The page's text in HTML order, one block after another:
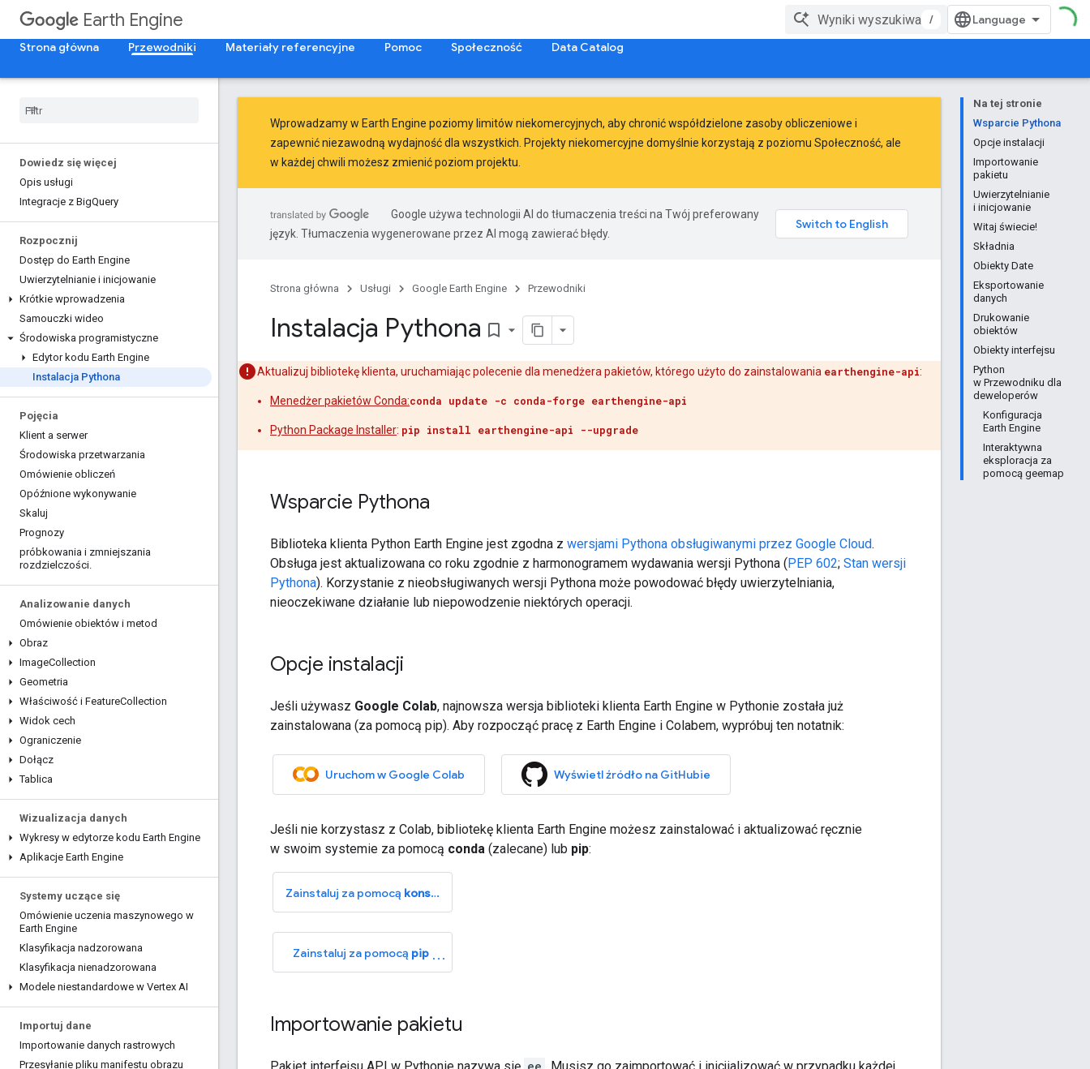
Earth Engine
/
Strona główna
Przewodniki Materiały referencyjne Pomoc Społeczność Data Catalog
Dowiedz się więcej
Opis usługi
Integracje z BigQuery
Rozpocznij
Dostęp do Earth Engine
Uwierzytelnianie i inicjowanie
Krótkie wprowadzenia
Samouczki wideo
Środowiska programistyczne
Edytor kodu Earth Engine
Instalacja Pythona
Pojęcia
Klient a serwer
Środowiska przetwarzania
Omówienie obliczeń
Opóźnione wykonywanie
Skaluj
Prognozy
próbkowania i zmniejszania
rozdzielczości.
Analizowanie danych
Omówienie obiektów i metod
Obraz
ImageCollection
Geometria
Właściwość i FeatureCollection
Widok cech
Ograniczenie
Dołącz
Tablica
Wizualizacja danych
Wykresy w edytorze kodu Earth Engine
Aplikacje Earth Engine
Systemy uczące się
Omówienie uczenia maszynowego w
Earth Engine
Klasyfikacja nadzorowana
Klasyfikacja nienadzorowana
Modele niestandardowe w Vertex AI
Importuj dane
Importowanie danych rastrowych
Przesyłanie pliku manifestu obrazu
Na tej stronie
Wsparcie Pythona
Opcje instalacji
Importowanie
pakietu
Uwierzytelnianie
i inicjowanie
Witaj świecie!
Składnia
Obiekty Date
Eksportowanie
danych
Drukowanie
obiektów
Obiekty interfejsu
Python
w Przewodniku dla
deweloperów
Konfiguracja
Earth Engine
Interaktywna
eksploracja za
pomocą geemap
Wprowadzamy w Earth Engine poziomy limitów niekomercyjnych, aby chronić współdzielone zasoby obliczeniowe i
zapewnić niezawodną wydajność dla wszystkich. Projekty niekomercyjne domyślnie korzystają z poziomu Społeczność, ale
w każdej chwili możesz zmienić poziom projektu.
Google używa technologii AI do tłumaczenia treści na Twój preferowany
język. Tłumaczenia wygenerowane przez AI mogą zawierać błędy.
Strona główna Usługi Google Earth Engine Przewodniki
Instalacja Pythona bookmark_border
Aktualizuj bibliotekę klienta, uruchamiając polecenie dla menedżera pakietów, którego użyto do zainstalowania earthengine-api:
Menedżer pakietów Conda:conda update -c conda-forge earthengine-api
Python Package Installer: pip install earthengine-api --upgrade
Wsparcie Pythona
Biblioteka klienta Python Earth Engine jest zgodna z wersjami Pythona obsługiwanymi przez Google Cloud.
Obsługa jest aktualizowana co roku zgodnie z harmonogramem wydawania wersji Pythona (PEP 602; Stan wersji
Pythona). Korzystanie z nieobsługiwanych wersji Pythona może powodować błędy uwierzytelniania,
nieoczekiwane działanie lub niepowodzenie niektórych operacji.
Opcje instalacji
Jeśli używasz Google Colab, najnowsza wersja biblioteki klienta Earth Engine w Pythonie została już
zainstalowana (za pomocą pip). Aby rozpocząć pracę z Earth Engine i Colabem, wypróbuj ten notatnik:
Uruchom w Google Colab Wyświetl źródło na GitHubie
Jeśli nie korzystasz z Colab, bibliotekę klienta Earth Engine możesz zainstalować i aktualizować ręcznie
w swoim systemie za pomocą conda (zalecane) lub pip:
Zainstaluj za pomocą konsola
Zainstaluj za pomocą pip
Importowanie pakietu